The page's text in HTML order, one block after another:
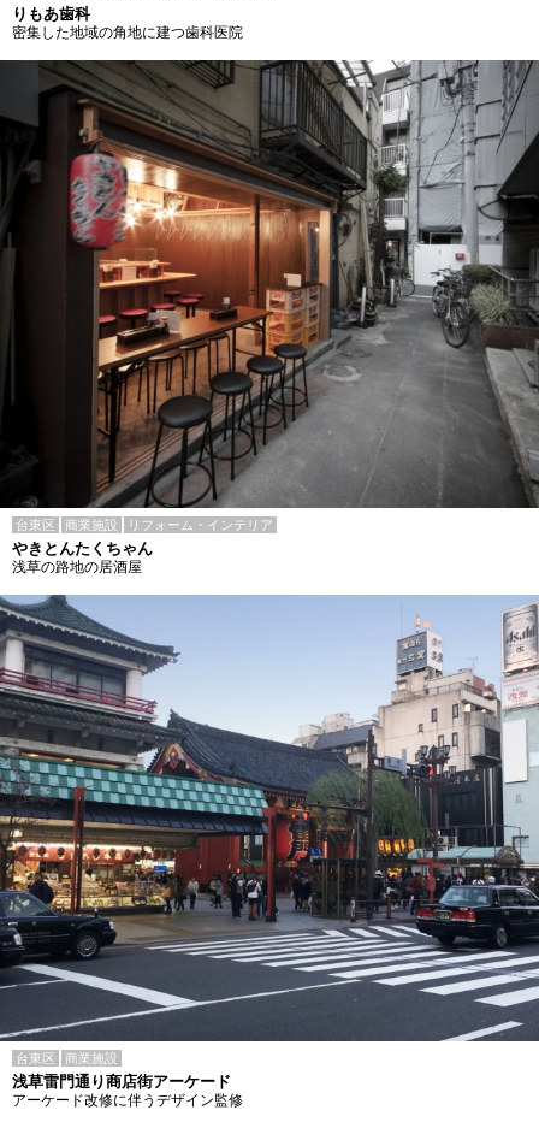
りもあ歯科
密集した地域の角地に建つ歯科医院
台東区 商業施設 リフォーム・インテリア
やきとんたくちゃん
浅草の路地の居酒屋
台東区 商業施設
浅草雷門通り商店街アーケード
アーケード改修に伴うデザイン監修